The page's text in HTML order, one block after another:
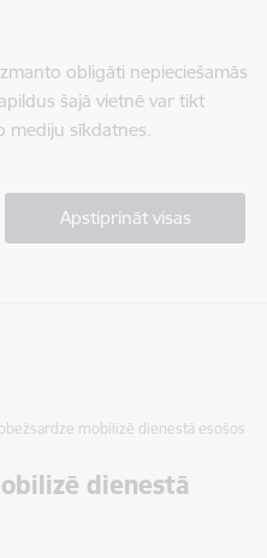
obligāti nepieciešamās
šajā vietnē var tikt
mediju sīkdatnes.
Apstiprināt visas
mobilizē dienestā esošos
dienestā